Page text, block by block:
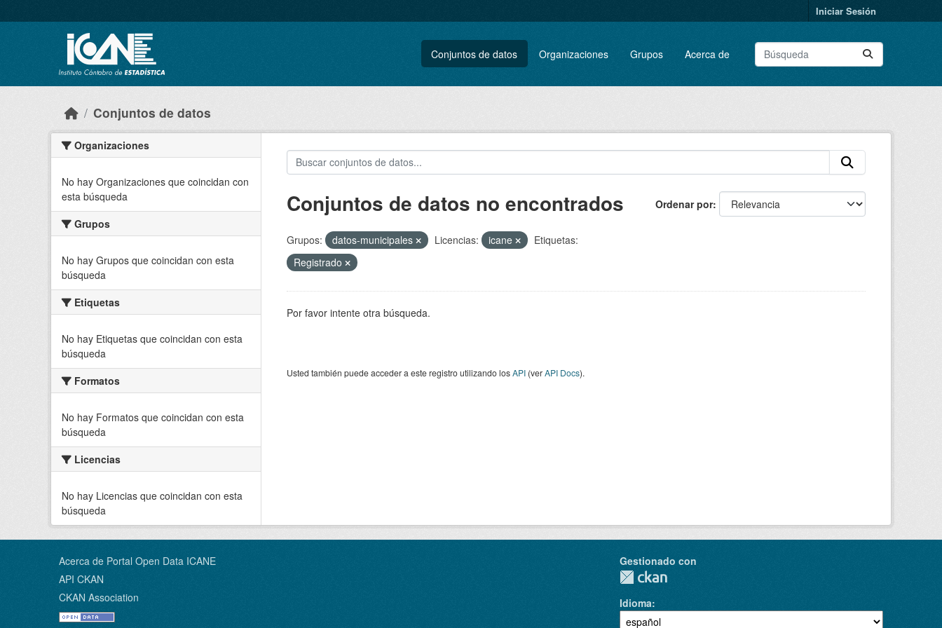
Iniciar Sesión
Conjuntos de datos Organizaciones Grupos Acerca de
Conjuntos de datos
Organizaciones
No hay Organizaciones que coincidan con
esta búsqueda
Grupos
No hay Grupos que coincidan con esta
búsqueda
Etiquetas
No hay Etiquetas que coincidan con esta
búsqueda
Formatos
No hay Formatos que coincidan con esta
búsqueda
Licencias
No hay Licencias que coincidan con esta
búsqueda
Ordenar por
Conjuntos de datos no encontrados
Grupos: datos-municipales Licencias: icane
Etiquetas:
Registrado
Por favor intente otra búsqueda.
Usted también puede acceder a este registro utilizando losAPI(verAPI Docs).
Acerca de Portal Open Data ICANE
API CKAN
CKAN Association
Gestionado con
Idioma